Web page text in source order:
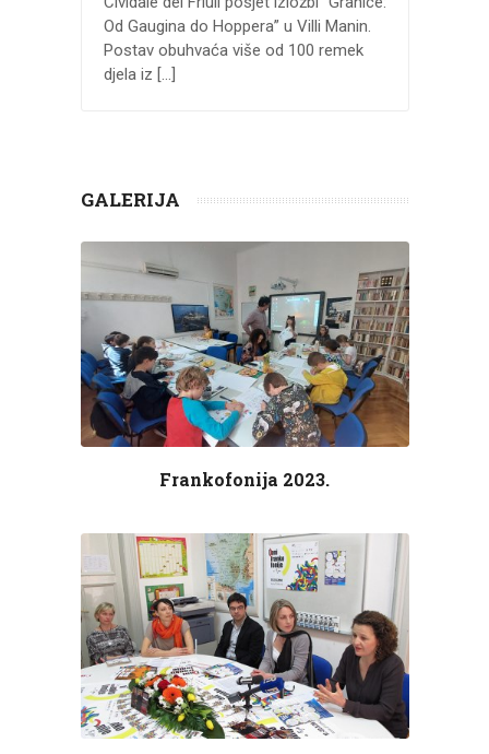
Od Gaugina do Hoppera” u Villi Manin.
Postav obuhvaća više od 100 remek
djela iz […]
GALERIJA
Frankofonija 2023.